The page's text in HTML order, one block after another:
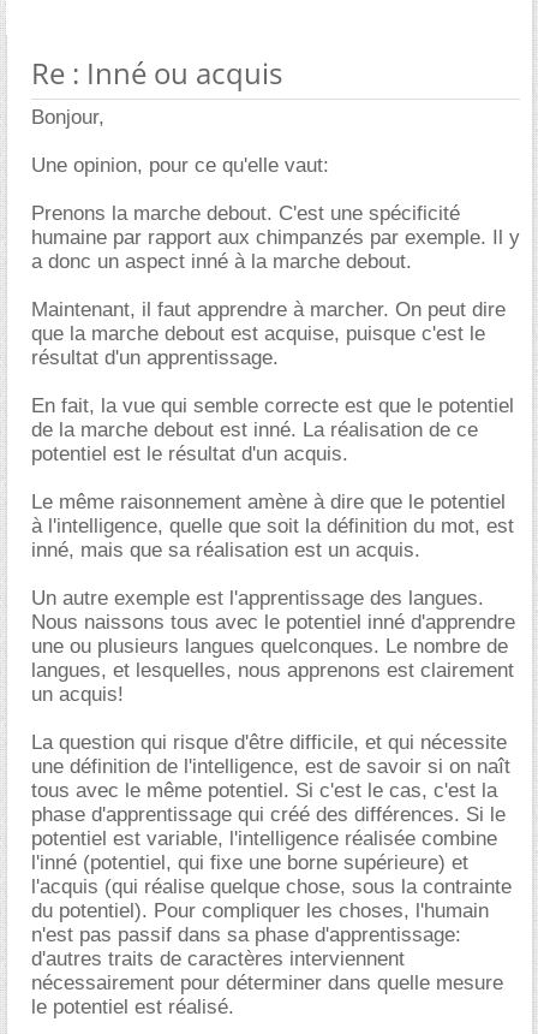
Re : Inné ou acquis
Bonjour,
Une opinion, pour ce qu'elle vaut:
Prenons la marche debout. C'est une spécificité
humaine par rapport aux chimpanzés par exemple. Il y
a donc un aspect inné à la marche debout.
Maintenant, il faut apprendre à marcher. On peut dire
que la marche debout est acquise, puisque c'est le
résultat d'un apprentissage.
En fait, la vue qui semble correcte est que le potentiel
de la marche debout est inné. La réalisation de ce
potentiel est le résultat d'un acquis.
Le même raisonnement amène à dire que le potentiel
à l'intelligence, quelle que soit la définition du mot, est
inné, mais que sa réalisation est un acquis.
Un autre exemple est l'apprentissage des langues.
Nous naissons tous avec le potentiel inné d'apprendre
une ou plusieurs langues quelconques. Le nombre de
langues, et lesquelles, nous apprenons est clairement
un acquis!
La question qui risque d'être difficile, et qui nécessite
une définition de l'intelligence, est de savoir si on naît
tous avec le même potentiel. Si c'est le cas, c'est la
phase d'apprentissage qui créé des différences. Si le
potentiel est variable, l'intelligence réalisée combine
l'inné (potentiel, qui fixe une borne supérieure) et
l'acquis (qui réalise quelque chose, sous la contrainte
du potentiel). Pour compliquer les choses, l'humain
n'est pas passif dans sa phase d'apprentissage:
d'autres traits de caractères interviennent
nécessairement pour déterminer dans quelle mesure
le potentiel est réalisé.